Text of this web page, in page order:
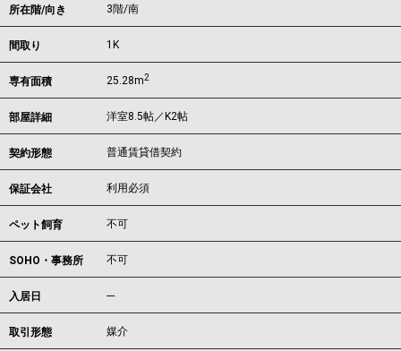
所在階/向き 3階/南
間取り 1K
専有面積 25.28m2
部屋詳細 洋室8.5帖／K2帖
契約形態 普通賃貸借契約
保証会社 利用必須
ペット飼育 不可
SOHO・事務所 不可
入居日 ---
取引形態 媒介